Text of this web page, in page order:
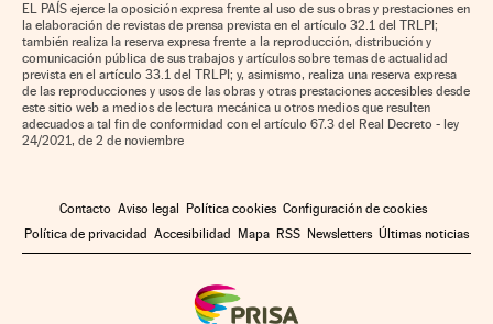
EL PAÍS ejerce la oposición expresa frente al uso de sus obras y prestaciones en
la elaboración de revistas de prensa prevista en el artículo 32.1 del TRLPI;
también realiza la reserva expresa frente a la reproducción, distribución y
comunicación pública de sus trabajos y artículos sobre temas de actualidad
prevista en el artículo 33.1 del TRLPI; y, asimismo, realiza una reserva expresa
de las reproducciones y usos de las obras y otras prestaciones accesibles desde
este sitio web a medios de lectura mecánica u otros medios que resulten
adecuados a tal fin de conformidad con el artículo 67.3 del Real Decreto - ley
24/2021, de 2 de noviembre
Contacto Aviso legal Política cookies Configuración de cookies
Política de privacidad Accesibilidad Mapa RSS Newsletters Últimas noticias